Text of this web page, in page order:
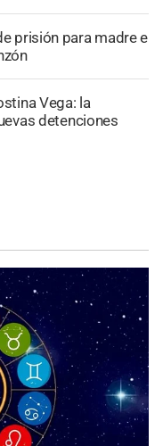
prisión para madre e
Vega: la
detenciones